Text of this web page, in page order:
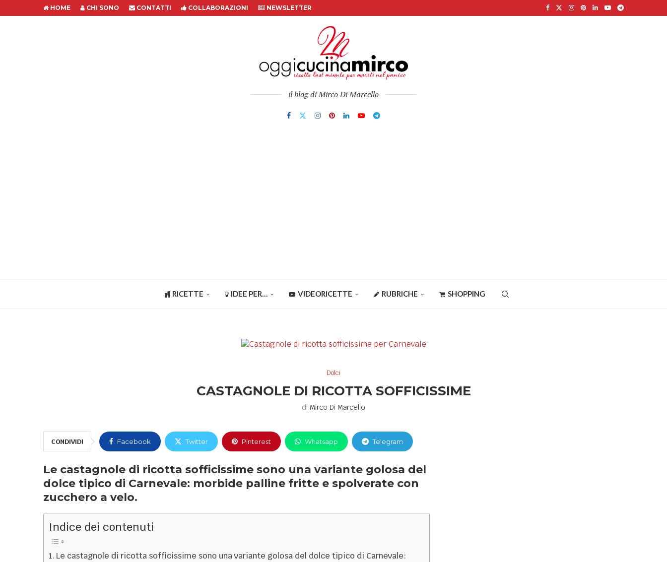
HOME CHI SONO CONTATTI COLLABORAZIONI NEWSLETTER
il blog di Mirco Di Marcello
RICETTE IDEE PER… VIDEORICETTE RUBRICHE SHOPPING
Dolci
CASTAGNOLE DI RICOTTA SOFFICISSIME
di Mirco Di Marcello
CONDIVIDI Facebook Twitter Pinterest Whatsapp Telegram
Le castagnole di ricotta sofficissime sono una variante golosa del
dolce tipico di Carnevale: morbide palline fritte e spolverate con
zucchero a velo.
Indice dei contenuti
Le castagnole di ricotta sofficissime sono una variante golosa del dolce tipico di Carnevale: